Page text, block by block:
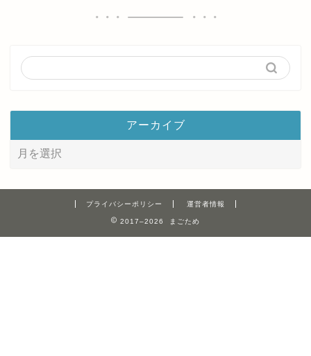
アーカイブ
プライバシーポリシー 運営者情報
2017–2026 まごため